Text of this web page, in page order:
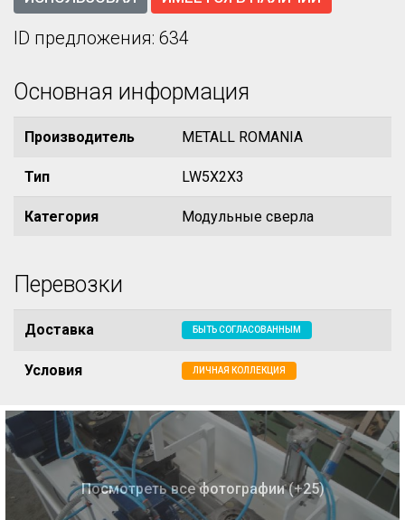
ID предложения: 634
Основная информация
Производитель METALL ROMANIA
Тип LW5X2X3
Категория Модульные сверла
Перевозки
Доставка БЫТЬ СОГЛАСОВАННЫМ
Условия ЛИЧНАЯ КОЛЛЕКЦИЯ
Посмотреть все фотографии (+25)